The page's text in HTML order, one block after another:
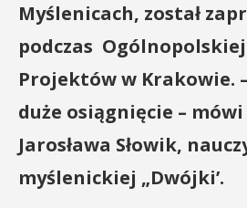
Myślenicach, został
podczas Ogólnopolskiej
Projektów w Krakowie.
duże osiągnięcie –
Jarosława Słowik,
myślenickiej „Dwójki’.